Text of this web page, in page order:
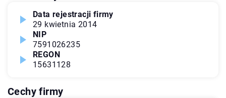
Data rejestracji firmy
29 kwietnia 2014
NIP
7591026235
REGON
15631128
Cechy firmy